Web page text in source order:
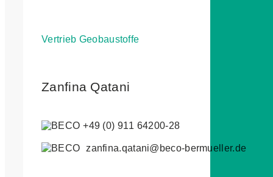
Vertrieb Geobaustoffe
Zanfina Qatani
+49 (0) 911 64200-28
zanfina.qatani@beco-bermueller.de